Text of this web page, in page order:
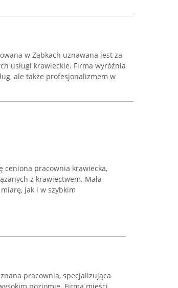
w Ząbkach uznawana jest za
usługi krawieckie. Firma wyróżnia
ale także profesjonalizmem w
ceniona pracownia krawiecka,
z krawiectwem. Mała
jak i w szybkim
pracownia, specjalizująca